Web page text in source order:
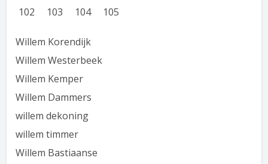
102
103 104 105
Willem Korendijk
Willem Westerbeek
Willem Kemper
Willem Dammers
willem dekoning
willem timmer
Willem Bastiaanse